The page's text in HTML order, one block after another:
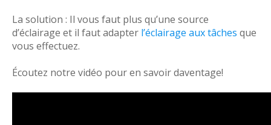
La solution : Il vous faut plus qu’une source
d’éclairage et il faut adapter l’éclairage aux tâches que
vous effectuez.
Écoutez notre vidéo pour en savoir daventage!